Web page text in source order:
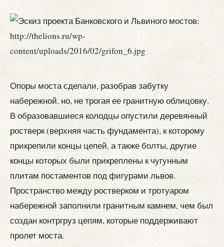
Опоры моста сделали, разобрав забутку
набережной, но, не трогая ее гранитную облицовку.
В образовавшиеся колодцы опустили деревянный
ростверк (верхняя часть фундамента), к которому
прикрепили концы цепей, а также болты, другие
концы которых были прикреплены к чугунным
плитам постаментов под фигурами львов.
Пространство между ростверком и тротуаром
набережной заполнили гранитным камнем, чем был
создан контргруз цепям, которые поддерживают
пролет моста.